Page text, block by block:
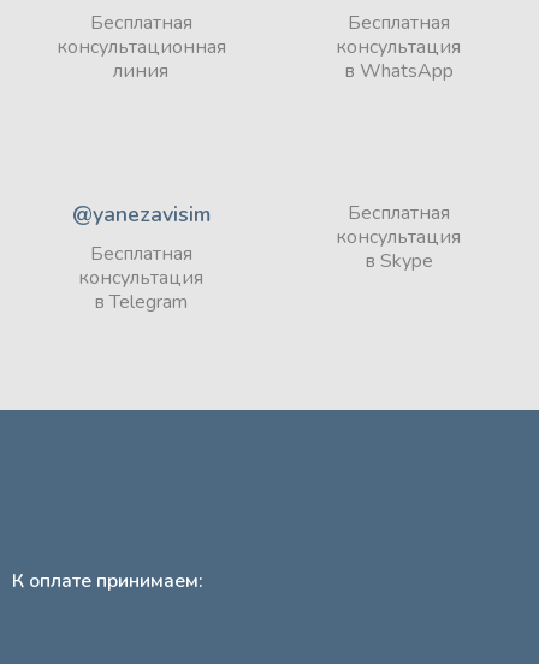
Бесплатная
консультационная
линия
Бесплатная
консультация
в WhatsApp
@yanezavisim
Бесплатная
консультация
в Telegram
Бесплатная
консультация
в Skype
К оплате принимаем: